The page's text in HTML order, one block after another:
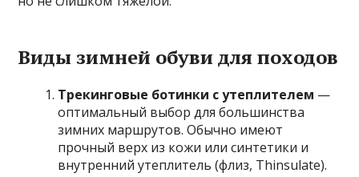
Виды зимней обуви для походов
Трекинговые ботинки с утеплителем —
оптимальный выбор для большинства
зимних маршрутов. Обычно имеют
прочный верх из кожи или синтетики и
внутренний утеплитель (флиз, Thinsulate).